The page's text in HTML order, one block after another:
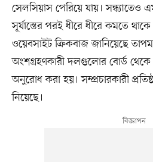
সেলসিয়াস পেরিয়ে যায়। সন্ধ্যাতেও
সূর্যাস্তের পরই ধীরে ধীরে কমতে
ওয়েবসাইট ক্রিকবাজ জানিয়েছে
অংশগ্রহণকারী দলগুলোর বোর্ড
অনুরোধ করা হয়। সম্প্রচারকারী
নিয়েছে।